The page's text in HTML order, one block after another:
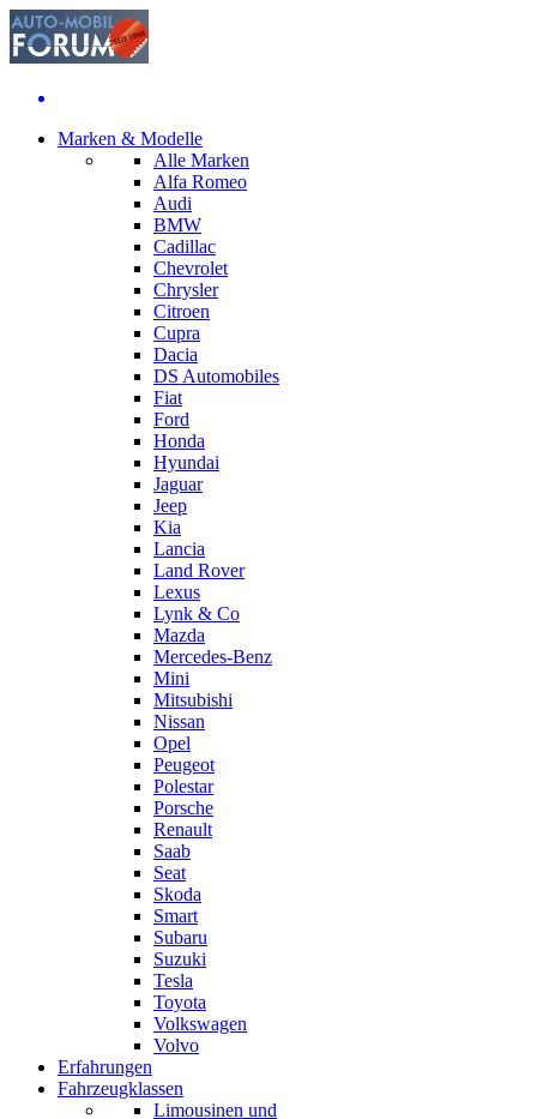
Marken & Modelle
Alle Marken
Alfa Romeo
Audi
BMW
Cadillac
Chevrolet
Chrysler
Citroen
Cupra
Dacia
DS Automobiles
Fiat
Ford
Honda
Hyundai
Jaguar
Jeep
Kia
Lancia
Land Rover
Lexus
Lynk & Co
Mazda
Mercedes-Benz
Mini
Mitsubishi
Nissan
Opel
Peugeot
Polestar
Porsche
Renault
Saab
Seat
Skoda
Smart
Subaru
Suzuki
Tesla
Toyota
Volkswagen
Volvo
Erfahrungen
Fahrzeugklassen
Limousinen und